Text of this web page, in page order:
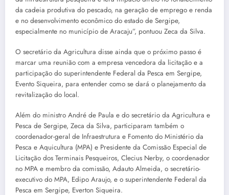
da cadeia produtiva do pescado, na geração de emprego e renda
e no desenvolvimento econômico do estado de Sergipe,
especialmente no município de Aracaju”, pontuou Zeca da Silva.
O secretário da Agricultura disse ainda que o próximo passo é
marcar uma reunião com a empresa vencedora da licitação e a
participação do superintendente Federal da Pesca em Sergipe,
Evento Siqueira, para entender como se dará o planejamento da
revitalização do local.
Além do ministro André de Paula e do secretário da Agricultura e
Pesca de Sergipe, Zeca da Silva, participaram também o
coordenador-geral de Infraestrutura e Fomento do Ministério da
Pesca e Aquicultura (MPA) e Presidente da Comissão Especial de
Licitação dos Terminais Pesqueiros, Clecius Nerby, o coordenador
no MPA e membro da comissão, Adauto Almeida, o secretário-
executivo do MPA, Edipo Araujo, e o superintendente Federal da
Pesca em Sergipe, Everton Siqueira.